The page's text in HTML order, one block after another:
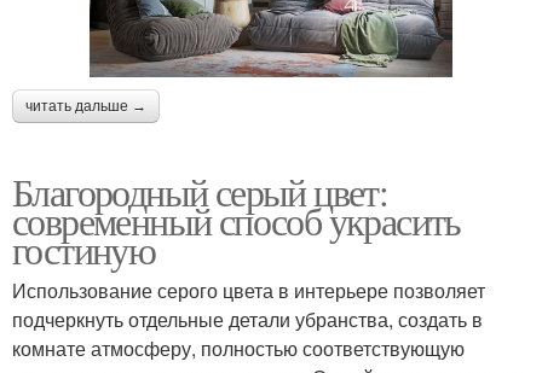
читать дальше →
Благородный серый цвет:
современный способ украсить
гостиную
Использование серого цвета в интерьере позволяет
подчеркнуть отдельные детали убранства, создать в
комнате атмосферу, полностью соответствующую